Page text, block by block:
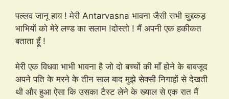
पल्लव जानू हाय ! मेरी Antarvasna भावना जैसी सभी चुद्दकड़
भाभियों को मेरे लण्ड का सलाम !दोस्तो ! मैं अपनी एक हकीकत
बताता हूँ !
मेरी एक विधवा भाभी भावना है जो दो बच्चों की माँ होने के बावजूद
अपने पति के मरने के तीन साल बाद मुझे सेक्सी निगाहों से देखती
थी और हुआ ऐसा कि उसका टैस्ट लेने के ख्याल से एक रात मैं